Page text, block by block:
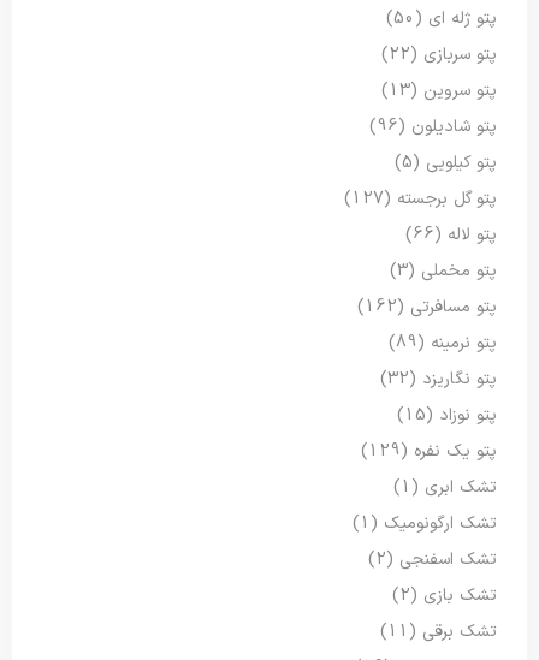
پتو ژله ای (50)
پتو سربازی (22)
پتو سروین (13)
پتو شادیلون (96)
پتو کیلویی (5)
پتو گل برجسته (127)
پتو لاله (66)
پتو مخملی (3)
پتو مسافرتی (162)
پتو نرمینه (89)
پتو نگاریزد (32)
پتو نوزاد (15)
پتو یک نفره (129)
تشک ابری (1)
تشک ارگونومیک (1)
تشک اسفنجی (2)
تشک بازی (2)
تشک برقی (11)